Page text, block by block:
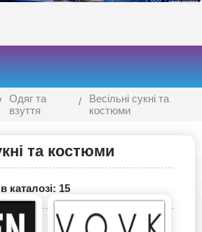
Одяг та
взуття
Весільні сукні та
костюми
та костюми
каталозі: 15